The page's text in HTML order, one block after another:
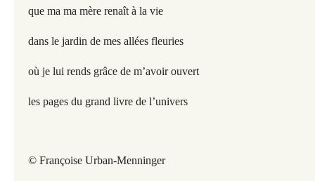
que ma ma mère renaît à la vie
dans le jardin de mes allées fleuries
où je lui rends grâce de m’avoir ouvert
les pages du grand livre de l’univers
© Françoise Urban-Menninger